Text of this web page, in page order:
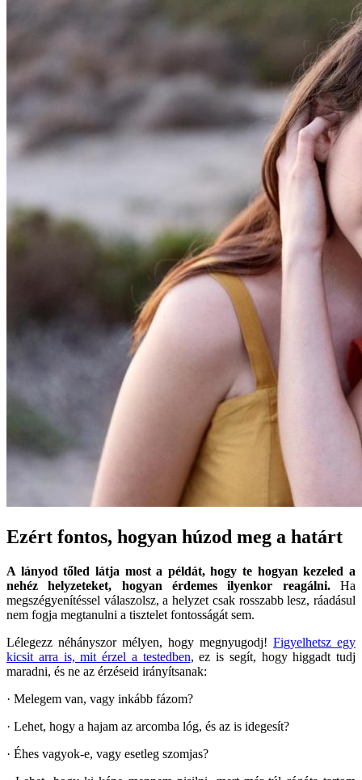
Ezért fontos, hogyan húzod meg a határt
A lányod tőled látja most a példát, hogy te hogyan kezeled a
nehéz helyzeteket, hogyan érdemes ilyenkor reagálni.Ha
megszégyenítéssel válaszolsz, a helyzet csak rosszabb lesz, ráadásul
nem fogja megtanulni a tisztelet fontosságát sem.
Lélegezz néhányszor mélyen, hogy megnyugodj! Figyelhetsz egy
kicsit arra is, mit érzel a testedben, ez is segít, hogy higgadt tudj
maradni, és ne az érzéseid irányítsanak:
· Melegem van, vagy inkább fázom?
· Lehet, hogy a hajam az arcomba lóg, és az is idegesít?
· Éhes vagyok-e, vagy esetleg szomjas?